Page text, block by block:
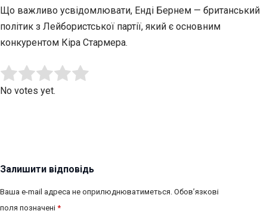
Що важливо усвідомлювати, Енді Бернем — британський
політик з Лейбористської партії, який є основним
конкурентом Кіра Стармера.
Rate this item:
No votes yet.
Залишити відповідь
Ваша e-mail адреса не оприлюднюватиметься. Обов’язкові
поля позначені *